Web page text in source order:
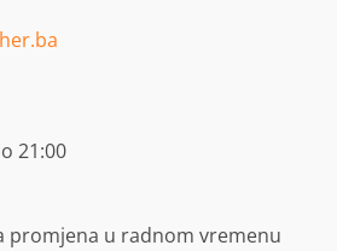
21:00
promjena u radnom vremenu